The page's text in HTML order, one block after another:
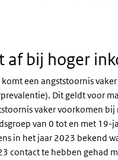
af bij hoger
een angststoornis
Dit geldt voor
vaker voorkomen bij
van 0 tot en met 19-
in het jaar 2023 bekend
contact te hebben gehad